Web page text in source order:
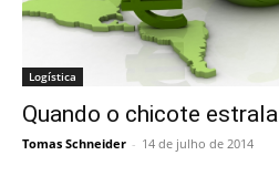
Logística
Quando o chicote estrala
Tomas Schneider - 14 de julho de 2014